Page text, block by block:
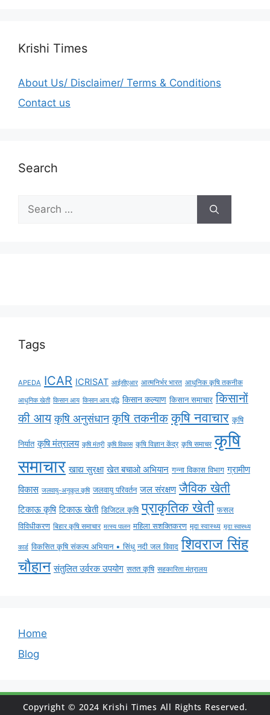
Krishi Times
About Us/ Disclaimer/ Terms & Conditions
Contact us
Search
Tags
APEDA ICAR ICRISAT आईसीएआर आत्मनिर्भर भारत आधुनिक कृषि तकनीक
आधुनिक खेती किसान आय किसान आय वृद्धि किसान कल्याण किसान समाचार किसानों
की आय कृषि अनुसंधान कृषि तकनीक कृषि नवाचार कृषि
निर्यात कृषि मंत्रालय कृषि मंत्री कृषि विकास कृषि विज्ञान केंद्र कृषि समाचर कृषि
समाचार खाद्य सुरक्षा खेत बचाओ अभियान गन्ना विकास विभाग ग्रामीण
विकास जलवायु-अनुकूल कृषि जलवायु परिवर्तन जल संरक्षण जैविक खेती
टिकाऊ कृषि टिकाऊ खेती डिजिटल कृषि प्राकृतिक खेती फसल
विविधीकरण बिहार कृषि समाचार मत्स्य पालन महिला सशक्तिकरण मृदा स्वास्थ्य मृदा स्वास्थ्य
कार्ड विकसित कृषि संकल्प अभियान • सिंधु नदी जल विवाद शिवराज सिंह
चौहान संतुलित उर्वरक उपयोग सतत कृषि सहकारिता मंत्रालय
Home
Blog
Copyright © 2024 Krishi Times All Rights Reserved.